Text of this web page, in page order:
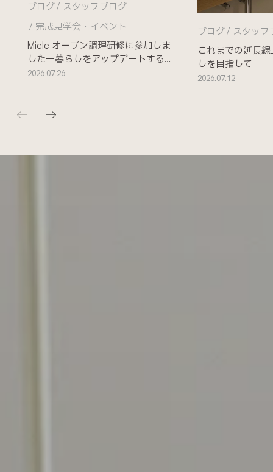
Miele オーブン調理研修に参加しま
したー暮らしをアップデートする
ためにー
ブログ
スタッフブログ
完成見学会・イベント
2026.07.26
これまでの延長
しを目指して
ブログ スタッフ
2026.07.12